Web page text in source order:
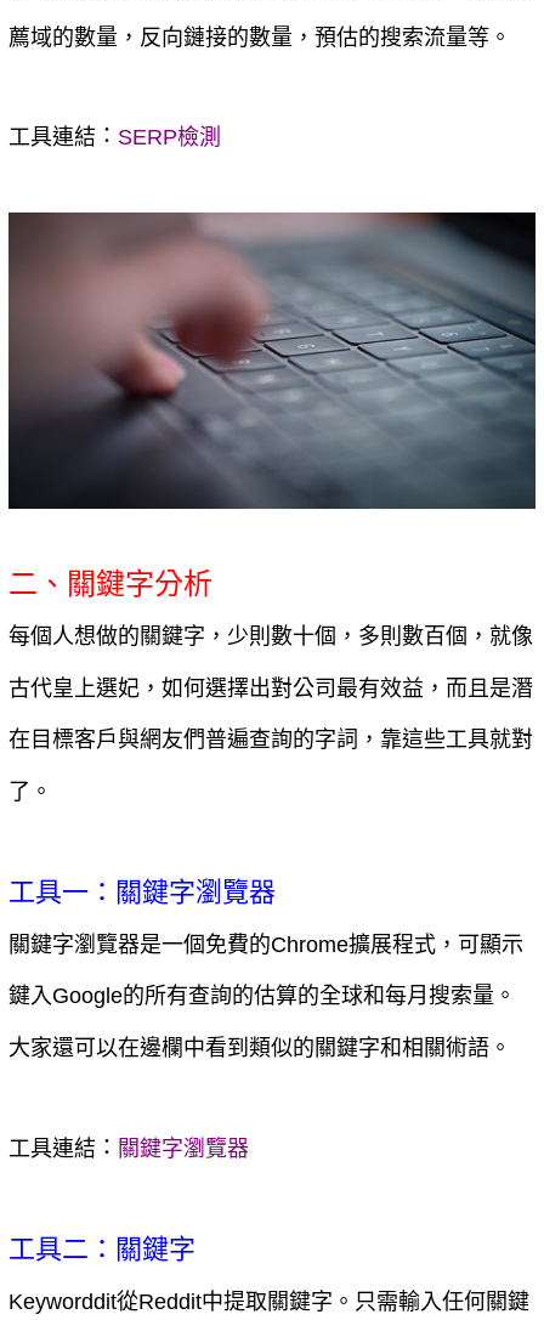
薦域的數量，反向鏈接的數量，預估的搜索流量等。
工具連結 ： SERP檢測
二、關鍵字分析
每個人想做的關鍵字，少則數十個，多則數百個，就像
古代皇上選妃，如何選擇出對公司最有效益，而且是潛
在目標客戶與網友們普遍查詢的字詞，靠這些工具就對
了。
工具一：關鍵字瀏覽器
關鍵字瀏覽器是一個免費的Chrome擴展程式，可顯示
鍵入Google的所有查詢的估算的全球和每月搜索量。
大家還可以在邊欄中看到類似的關鍵字和相關術語。
工具連結 ： 關鍵字瀏覽器
工具二：關鍵字
Keyworddit從Reddit中提取關鍵字。只需輸入任何關鍵